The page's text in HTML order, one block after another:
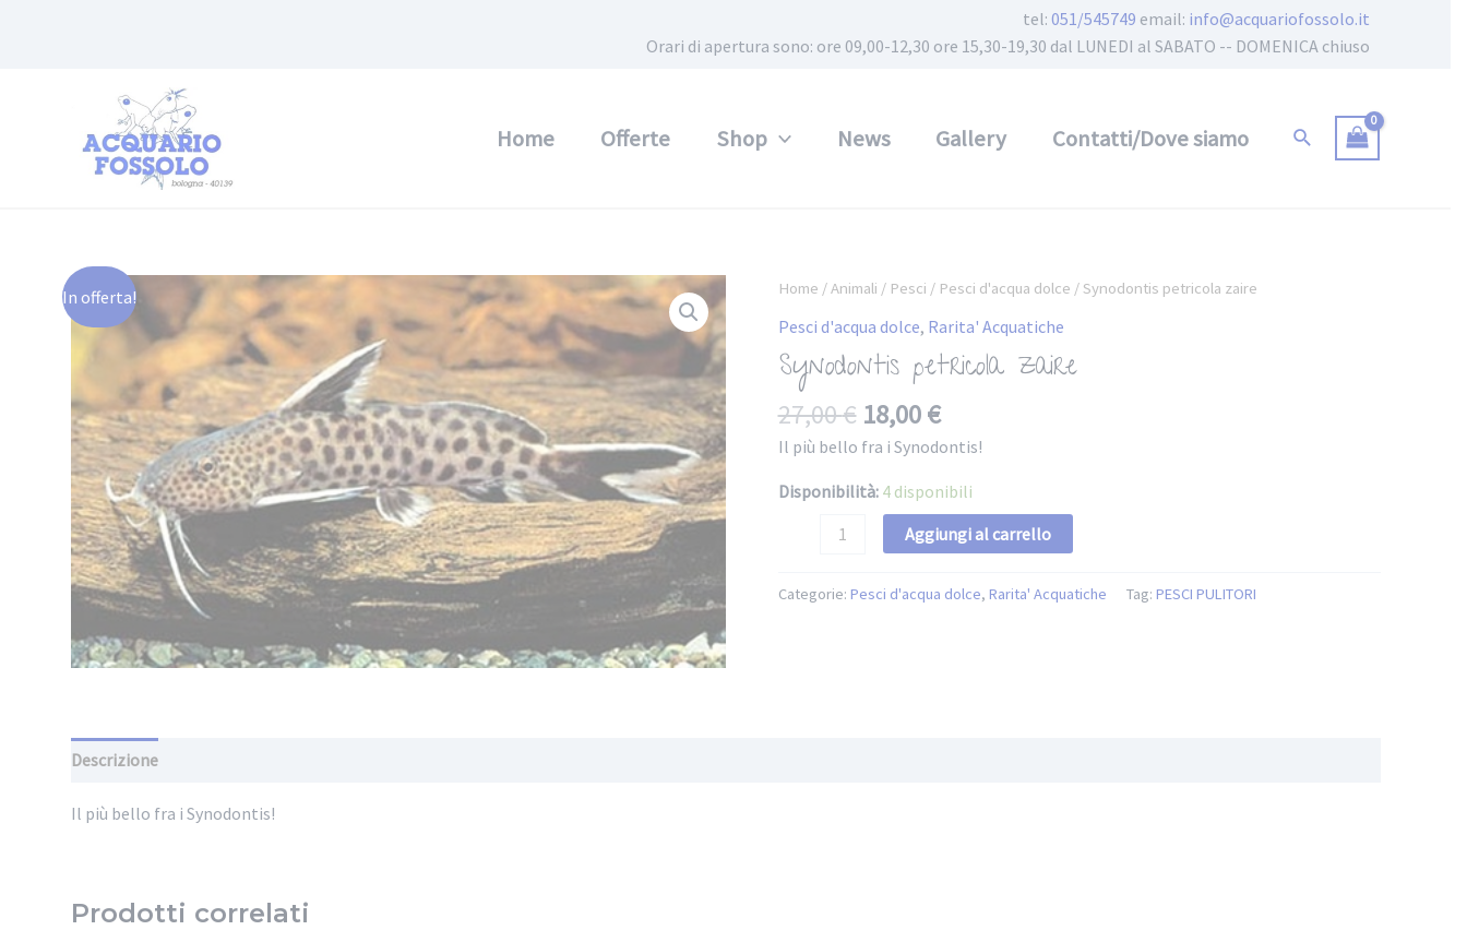
tel: 051/545749 email: info@acquariofossolo.it
Orari di apertura sono: ore 09,00-12,30 ore 15,30-19,30 dal LUNEDI al SABATO -- DOMENICA chiuso
Home Offerte Shop News Gallery Contatti/Dove siamo
In offerta! Home /Animali / Pesci / Pesci d'acqua dolce / Synodontis petricola zaire
Pesci d'acqua dolce, Rarita' Acquatiche
Synodontis petricola zaire
27,00€ 18,00€
Il più bello fra i Synodontis!
Disponibilità: 4 disponibili
Aggiungi al carrello
Categorie: Pesci d'acqua dolce, Rarita' Acquatiche Tag: PESCI PULITORI
Descrizione
Il più bello fra i Synodontis!
Prodotti correlati